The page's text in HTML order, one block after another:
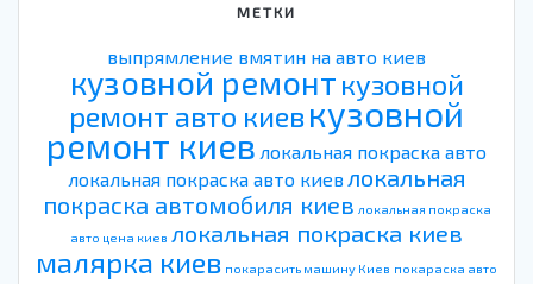
МЕТКИ
выпрямление вмятин на авто киев
кузовной ремонт кузовной
ремонт авто киев кузовной
ремонт киев локальная покраска авто
локальная покраска авто киев локальная
покраска автомобиля киев локальная покраска
авто цена киев локальная покраска киев
малярка киев покарасить машину Киев покараска авто